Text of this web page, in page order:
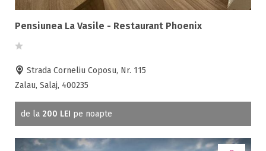
Pensiunea La Vasile - Restaurant Phoenix
Strada Corneliu Coposu, Nr. 115
Zalau, Salaj, 400235
de la 200 LEI pe noapte